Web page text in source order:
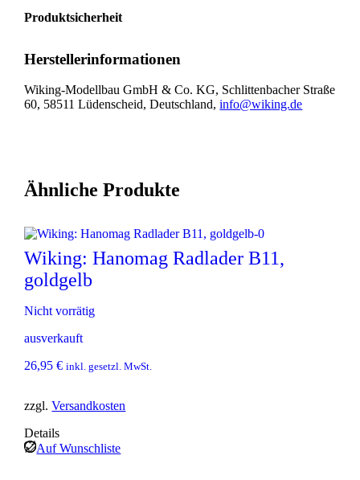
Produktsicherheit
Herstellerinformationen
Wiking-Modellbau GmbH & Co. KG, Schlittenbacher Straße
60, 58511 Lüdenscheid, Deutschland,info@wiking.de
Ähnliche Produkte
Wiking: Hanomag Radlader B11,
goldgelb
Nicht vorrätig
ausverkauft
26,95€ inkl. gesetzl. MwSt.
zzgl.Versandkosten
Details
Auf Wunschliste